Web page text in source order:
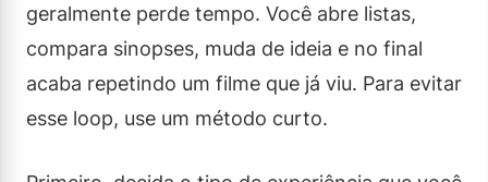
geralmente perde tempo. Você abre listas,
compara sinopses, muda de ideia e no final
acaba repetindo um filme que já viu. Para evitar
esse loop, use um método curto.